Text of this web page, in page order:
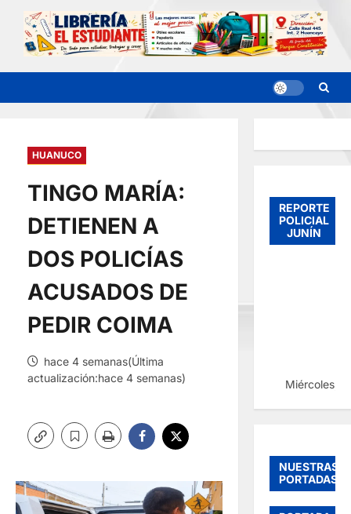
HUANUCO
TINGO MARÍA:
DETIENEN A
DOS POLICÍAS
ACUSADOS DE
PEDIR COIMA
hace 4 semanas(Última
actualización:hace 4 semanas)
REPORTE
POLICIAL
JUNÍN
Miércoles,
NUESTRAS
PORTADAS